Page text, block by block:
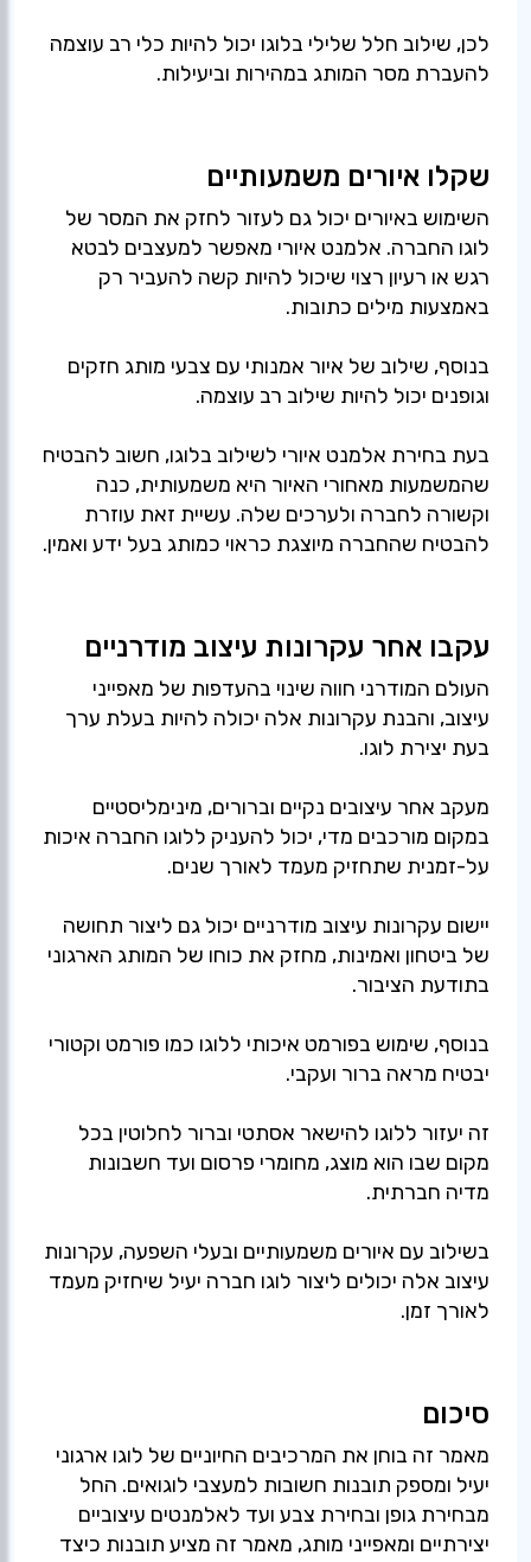
לכן, שילוב חלל שלילי בלוגו יכול להיות כלי רב עוצמה
להעברת מסר המותג במהירות וביעילות.
שקלו איורים משמעותיים
השימוש באיורים יכול גם לעזור לחזק את המסר של
לוגו החברה. אלמנט איורי מאפשר למעצבים לבטא
רגש או רעיון רצוי שיכול להיות קשה להעביר רק
באמצעות מילים כתובות.
בנוסף, שילוב של איור אמנותי עם צבעי מותג חזקים
וגופנים יכול להיות שילוב רב עוצמה.
בעת בחירת אלמנט איורי לשילוב בלוגו, חשוב להבטיח
שהמשמעות מאחורי האיור היא משמעותית, כנה
וקשורה לחברה ולערכים שלה. עשיית זאת עוזרת
להבטיח שהחברה מיוצגת כראוי כמותג בעל ידע ואמין.
עקבו אחר עקרונות עיצוב מודרניים
העולם המודרני חווה שינוי בהעדפות של מאפייני
עיצוב, והבנת עקרונות אלה יכולה להיות בעלת ערך
בעת יצירת לוגו.
מעקב אחר עיצובים נקיים וברורים, מינימליסטיים
במקום מורכבים מדי, יכול להעניק ללוגו החברה איכות
על-זמנית שתחזיק מעמד לאורך שנים.
יישום עקרונות עיצוב מודרניים יכול גם ליצור תחושה
של ביטחון ואמינות, מחזק את כוחו של המותג הארגוני
בתודעת הציבור.
בנוסף, שימוש בפורמט איכותי ללוגו כמו פורמט וקטורי
יבטיח מראה ברור ועקבי.
זה יעזור ללוגו להישאר אסתטי וברור לחלוטין בכל
מקום שבו הוא מוצג, מחומרי פרסום ועד חשבונות
מדיה חברתית.
בשילוב עם איורים משמעותיים ובעלי השפעה, עקרונות
עיצוב אלה יכולים ליצור לוגו חברה יעיל שיחזיק מעמד
לאורך זמן.
סיכום
מאמר זה בוחן את המרכיבים החיוניים של לוגו ארגוני
יעיל ומספק תובנות חשובות למעצבי לוגואים. החל
מבחירת גופן ובחירת צבע ועד לאלמנטים עיצוביים
יצירתיים ומאפייני מותג, מאמר זה מציע תובנות כיצד